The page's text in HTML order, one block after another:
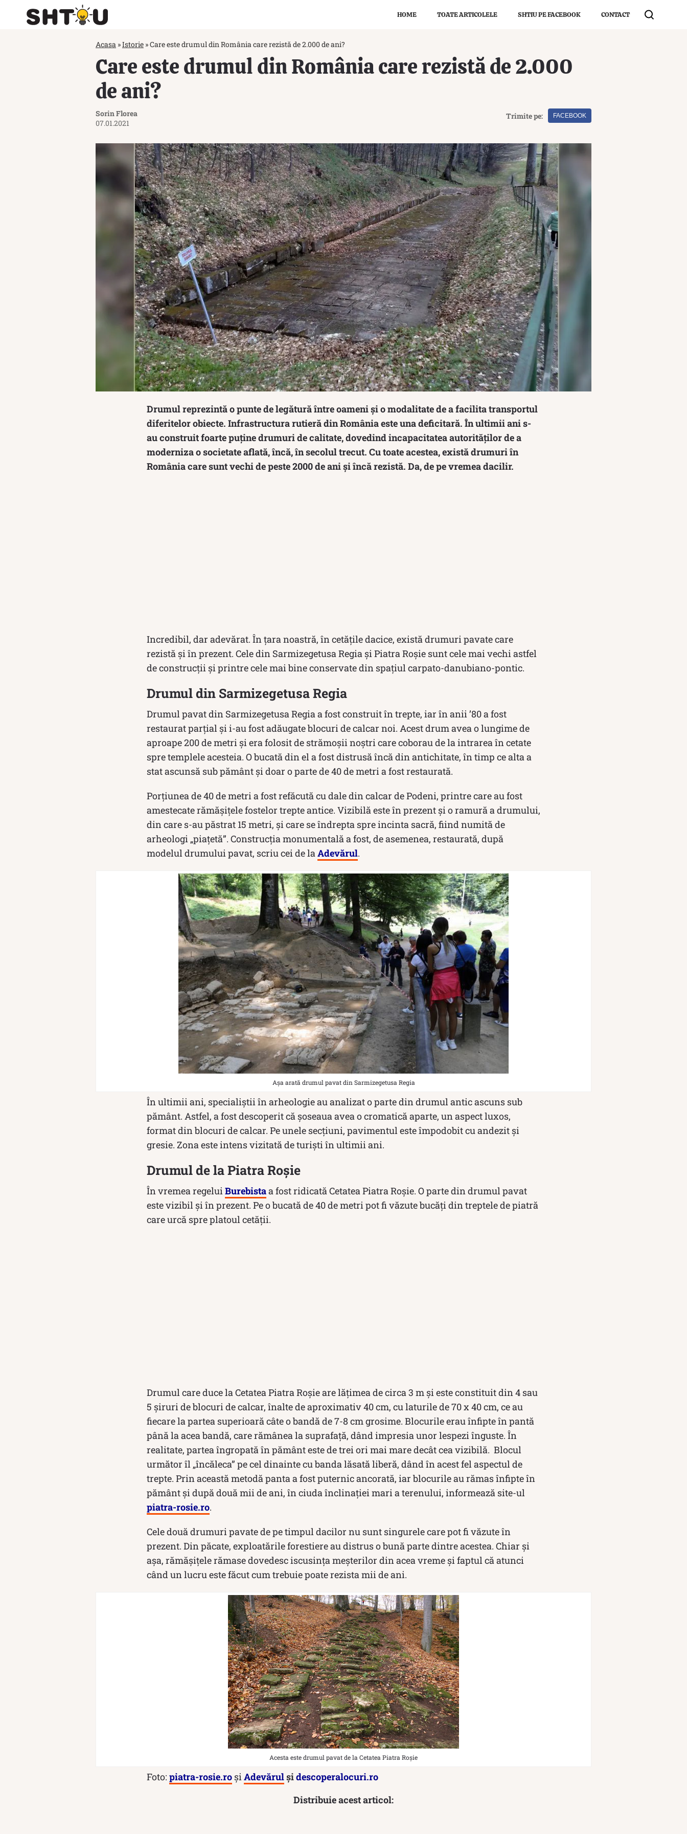
HOME TOATE ARTICOLELE SHTIU PE FACEBOOK CONTACT
Acasa »Istorie »Care este drumul din România care rezistă de 2.000 de ani?
Care este drumul din România care rezistă de 2.000
de ani?
Sorin Florea
07.01.2021
Trimite pe: FACEBOOK
Drumul reprezintă o punte de legătură între oameni și o modalitate de a facilita transportul
diferitelor obiecte. Infrastructura rutieră din România este una deficitară. În ultimii ani s-
au construit foarte puține drumuri de calitate, dovedind incapacitatea autorităților de a
moderniza o societate aflată, încă, în secolul trecut. Cu toate acestea, există drumuri în
România care sunt vechi de peste 2000 de ani și încă rezistă. Da, de pe vremea dacilir.
Incredibil, dar adevărat. În țara noastră, în cetățile dacice, există drumuri pavate care
rezistă și în prezent. Cele din Sarmizegetusa Regia şi Piatra Roşie sunt cele mai vechi astfel
de construcţii şi printre cele mai bine conservate din spațiul carpato-danubiano-pontic.
Drumul din Sarmizegetusa Regia
Drumul pavat din Sarmizegetusa Regia a fost construit în trepte, iar în anii ’80 a fost
restaurat parţial şi i-au fost adăugate blocuri de calcar noi. Acest drum avea o lungime de
aproape 200 de metri și era folosit de strămoşii noştri care coborau de la intrarea în cetate
spre templele acesteia. O bucată din el a fost distrusă încă din antichitate, în timp ce alta a
stat ascunsă sub pământ și doar o parte de 40 de metri a fost restaurată.
Porţiunea de 40 de metri a fost refăcută cu dale din calcar de Podeni, printre care au fost
amestecate rămăşiţele fostelor trepte antice. Vizibilă este în prezent şi o ramură a drumului,
din care s-au păstrat 15 metri, şi care se îndrepta spre incinta sacră, fiind numită de
arheologi „piaţetă”. Construcţia monumentală a fost, de asemenea, restaurată, după
modelul drumului pavat, scriu cei de laAdevărul.
Așa arată drumul pavat din Sarmizegetusa Regia
În ultimii ani, specialiștii în arheologie au analizat o parte din drumul antic ascuns sub
pământ. Astfel, a fost descoperit că șoseaua avea o cromatică aparte, un aspect luxos,
format din blocuri de calcar. Pe unele secțiuni, pavimentul este împodobit cu andezit şi
gresie. Zona este intens vizitată de turiști în ultimii ani.
Drumul de la Piatra Roşie
În vremea regeluiBurebistaa fost ridicată Cetatea Piatra Roșie. O parte din drumul pavat
este vizibil și în prezent. Pe o bucată de 40 de metri pot fi văzute bucăți din treptele de piatră
care urcă spre platoul cetății.
Drumul care duce la Cetatea Piatra Roșie are lăţimea de circa 3 m şi este constituit din 4 sau
5 şiruri de blocuri de calcar, înalte de aproximativ 40 cm, cu laturile de 70 x 40 cm, ce au
fiecare la partea superioară câte o bandă de 7-8 cm grosime. Blocurile erau înfipte în pantă
până la acea bandă, care rămânea la suprafaţă, dând impresia unor lespezi înguste. În
realitate, partea îngropată în pământ este de trei ori mai mare decât cea vizibilă. Blocul
următor îl „încăleca” pe cel dinainte cu banda lăsată liberă, dând în acest fel aspectul de
trepte. Prin această metodă panta a fost puternic ancorată, iar blocurile au rămas înfipte în
pământ şi după două mii de ani, în ciuda înclinaţiei mari a terenului, informează site-ul
piatra-rosie.ro.
Cele două drumuri pavate de pe timpul dacilor nu sunt singurele care pot fi văzute în
prezent. Din păcate, exploatările forestiere au distrus o bună parte dintre acestea. Chiar și
așa, rămășițele rămase dovedesc iscusința meșterilor din acea vreme și faptul că atunci
când un lucru este făcut cum trebuie poate rezista mii de ani.
Acesta este drumul pavat de la Cetatea Piatra Roșie
Foto: piatra-rosie.ro șiAdevărulșidescoperalocuri.ro
Distribuie acest articol: